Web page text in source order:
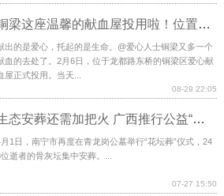
铜梁这座温馨的献血屋投用啦！位置就在→
出的是爱心，托起的是生命。@爱心人士铜梁又多一个
血的去处了。2月6日，位于龙都路东桥的铜梁区爱心献
屋正式投用。当天...
08-29 22:05
生态安葬还需加把火 广西推行公益“花坛葬”观察
1日，南宁市再度在青龙岗公墓举行“花坛葬”仪式，24
逝者的骨灰坛集中安葬。...
07-27 15:50